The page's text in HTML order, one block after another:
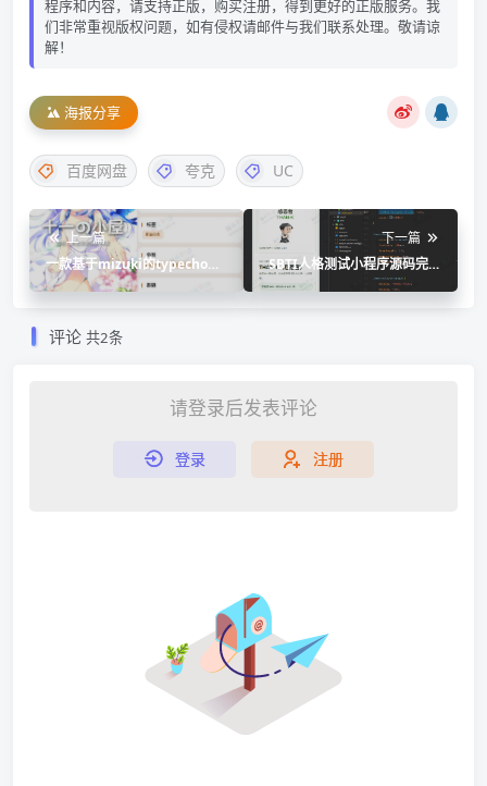
程序和内容，请支持正版，购买注册，得到更好的正版服务。我
们非常重视版权问题，如有侵权请邮件与我们联系处理。敬请谅
解！
海报分享
百度网盘 夸克 UC
上一篇
一款基于mizuki的typecho主
题SHIYI-Theme
下一篇
SBTI人格测试小程序源码完整
评论 共2条
请登录后发表评论
登录 注册